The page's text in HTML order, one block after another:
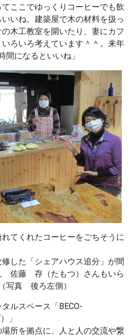
ここでゆっくりコーヒーでも飲
いね。建築屋で木の材料を扱っ
木工教室を開いたり、妻にカフ
ろいろ考えています＾＾。来年
になるといいね」
てくれたコーヒーをごちそうに
した「シェアハウス追分」が間
佐藤 存（たもつ）さんもいら
写真 後ろ左側）
ルスペース「BECO-
」
所を拠点に、人と人の交流や繋